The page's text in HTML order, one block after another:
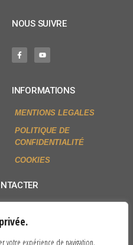
votre expérience de navigation,
NOUS SUIVRE
INFORMATIONS
MENTIONS LEGALES
POLITIQUE DE
CONFIDENTIALITÉ
COOKIES
un mail